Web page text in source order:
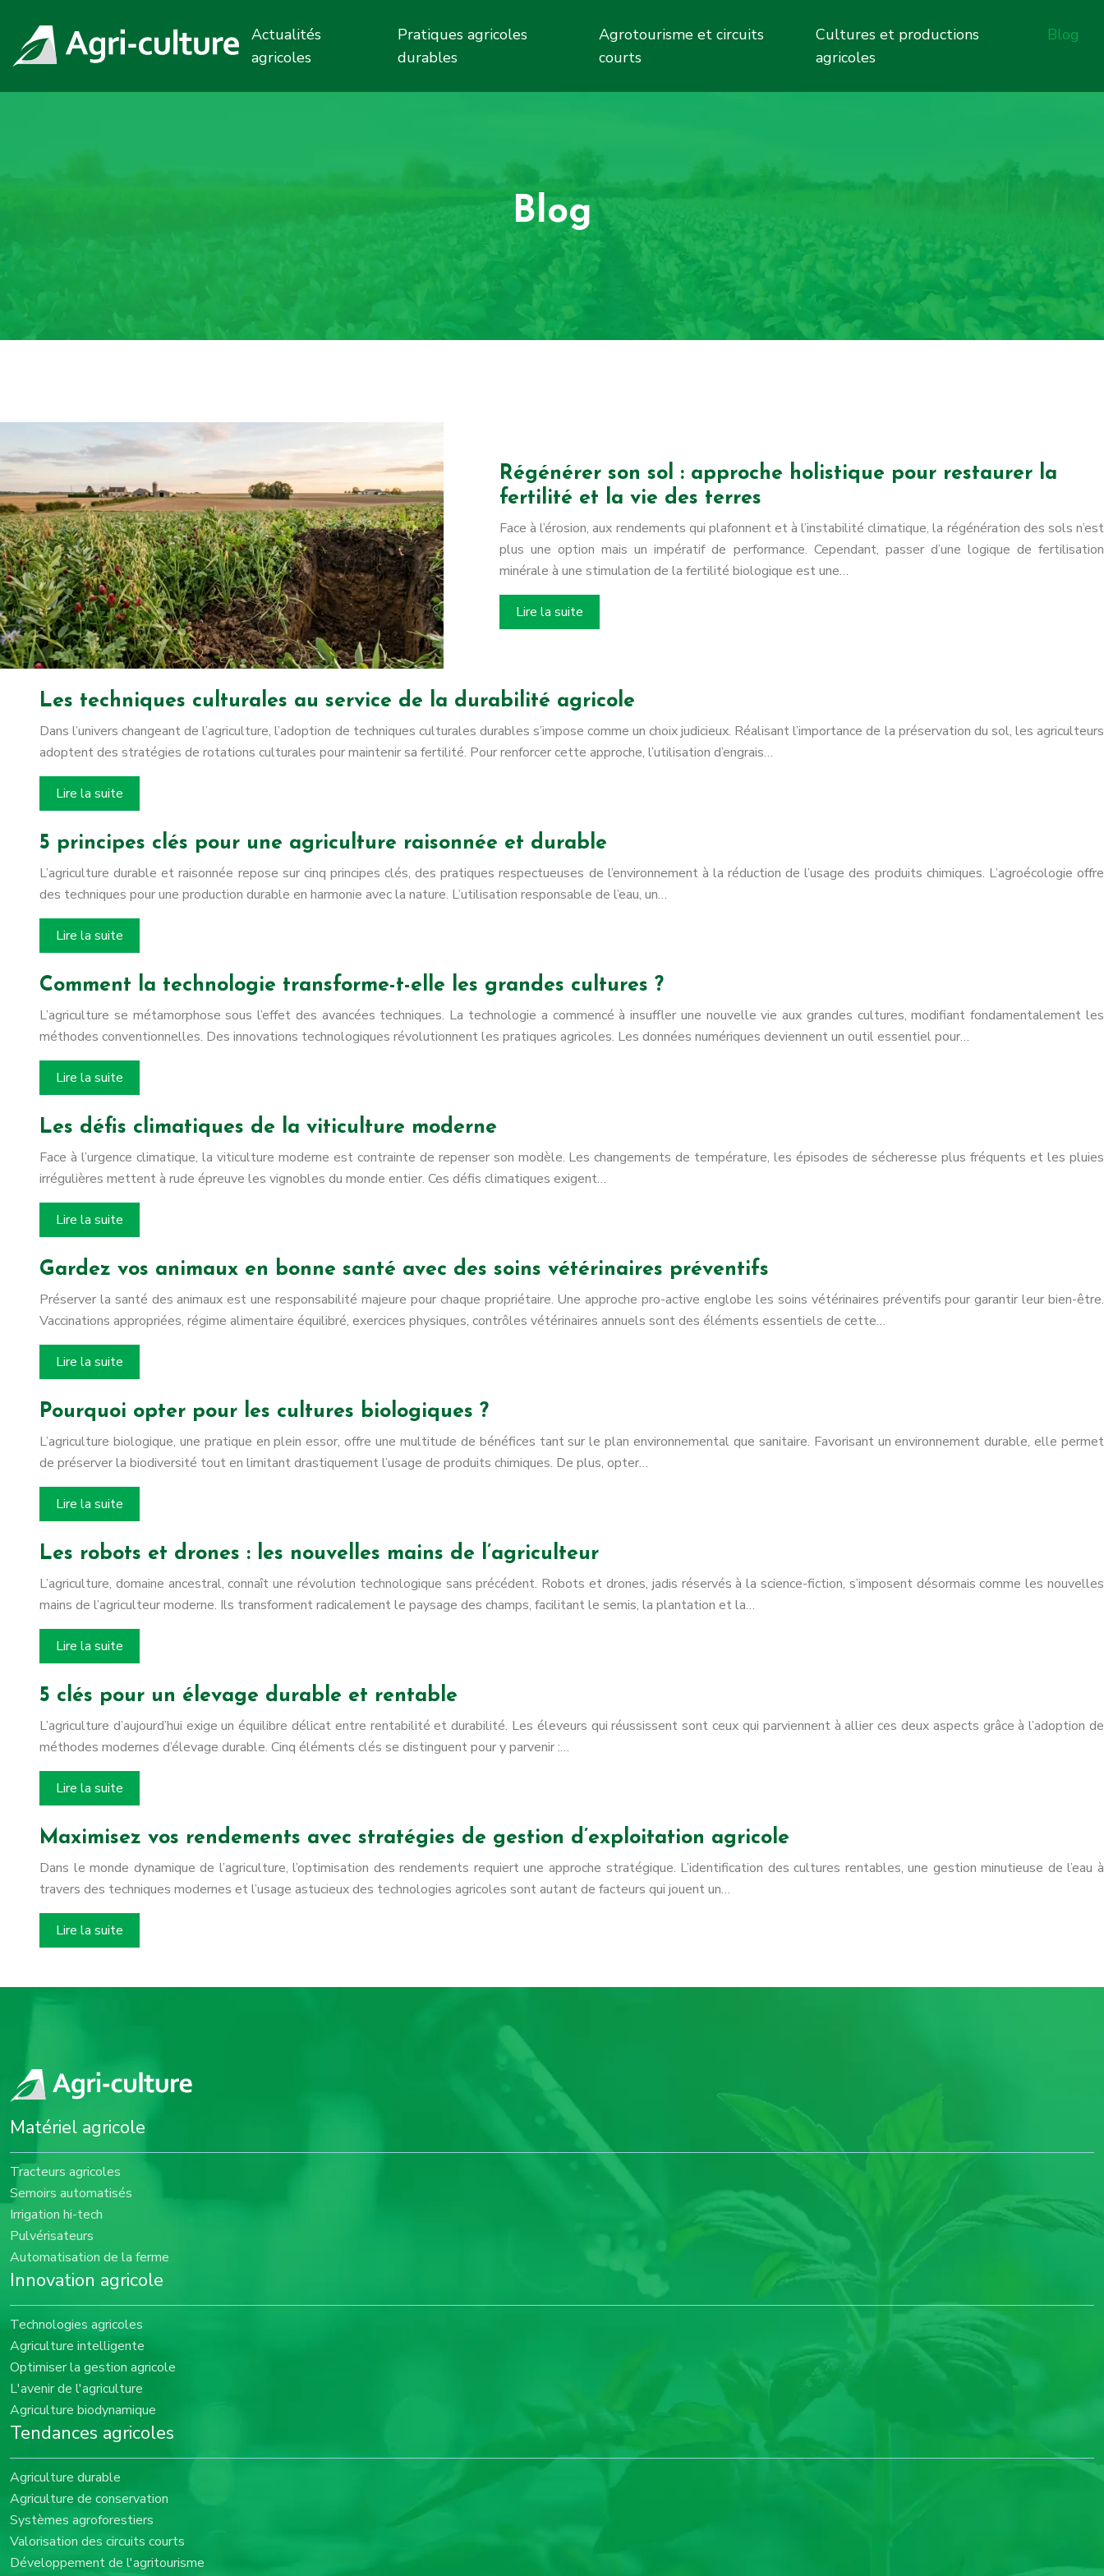
Actualités
agricoles
Pratiques agricoles
durables
Agrotourisme et circuits
courts
Cultures et productions
agricoles
Blog
Blog
Régénérer son sol : approche holistique pour restaurer la
fertilité et la vie des terres
Face à l’érosion, aux rendements qui plafonnent et à l’instabilité climatique, la régénération des sols n’est
plus une option mais un impératif de performance. Cependant, passer d’une logique de fertilisation
minérale à une stimulation de la fertilité biologique est une…
Lire la suite
Les techniques culturales au service de la durabilité agricole
Dans l’univers changeant de l’agriculture, l’adoption de techniques culturales durables s’impose comme un choix judicieux. Réalisant l’importance de la préservation du sol, les agriculteurs
adoptent des stratégies de rotations culturales pour maintenir sa fertilité. Pour renforcer cette approche, l’utilisation d’engrais…
Lire la suite
5 principes clés pour une agriculture raisonnée et durable
L’agriculture durable et raisonnée repose sur cinq principes clés, des pratiques respectueuses de l’environnement à la réduction de l’usage des produits chimiques. L’agroécologie offre
des techniques pour une production durable en harmonie avec la nature. L’utilisation responsable de l’eau, un…
Lire la suite
Comment la technologie transforme-t-elle les grandes cultures ?
L’agriculture se métamorphose sous l’effet des avancées techniques. La technologie a commencé à insuffler une nouvelle vie aux grandes cultures, modifiant fondamentalement les
méthodes conventionnelles. Des innovations technologiques révolutionnent les pratiques agricoles. Les données numériques deviennent un outil essentiel pour…
Lire la suite
Les défis climatiques de la viticulture moderne
Face à l’urgence climatique, la viticulture moderne est contrainte de repenser son modèle. Les changements de température, les épisodes de sécheresse plus fréquents et les pluies
irrégulières mettent à rude épreuve les vignobles du monde entier. Ces défis climatiques exigent…
Lire la suite
Gardez vos animaux en bonne santé avec des soins vétérinaires préventifs
Préserver la santé des animaux est une responsabilité majeure pour chaque propriétaire. Une approche pro-active englobe les soins vétérinaires préventifs pour garantir leur bien-être.
Vaccinations appropriées, régime alimentaire équilibré, exercices physiques, contrôles vétérinaires annuels sont des éléments essentiels de cette…
Lire la suite
Pourquoi opter pour les cultures biologiques ?
L’agriculture biologique, une pratique en plein essor, offre une multitude de bénéfices tant sur le plan environnemental que sanitaire. Favorisant un environnement durable, elle permet
de préserver la biodiversité tout en limitant drastiquement l’usage de produits chimiques. De plus, opter…
Lire la suite
Les robots et drones : les nouvelles mains de l’agriculteur
L’agriculture, domaine ancestral, connaît une révolution technologique sans précédent. Robots et drones, jadis réservés à la science-fiction, s’imposent désormais comme les nouvelles
mains de l’agriculteur moderne. Ils transforment radicalement le paysage des champs, facilitant le semis, la plantation et la…
Lire la suite
5 clés pour un élevage durable et rentable
L’agriculture d’aujourd’hui exige un équilibre délicat entre rentabilité et durabilité. Les éleveurs qui réussissent sont ceux qui parviennent à allier ces deux aspects grâce à l’adoption de
méthodes modernes d’élevage durable. Cinq éléments clés se distinguent pour y parvenir :…
Lire la suite
Maximisez vos rendements avec stratégies de gestion d’exploitation agricole
Dans le monde dynamique de l’agriculture, l’optimisation des rendements requiert une approche stratégique. L’identification des cultures rentables, une gestion minutieuse de l’eau à
travers des techniques modernes et l’usage astucieux des technologies agricoles sont autant de facteurs qui jouent un…
Lire la suite
Matériel agricole
Tracteurs agricoles
Semoirs automatisés
Irrigation hi-tech
Pulvérisateurs
Automatisation de la ferme
Innovation agricole
Technologies agricoles
Agriculture intelligente
Optimiser la gestion agricole
L'avenir de l'agriculture
Agriculture biodynamique
Tendances agricoles
Agriculture durable
Agriculture de conservation
Systèmes agroforestiers
Valorisation des circuits courts
Développement de l'agritourisme